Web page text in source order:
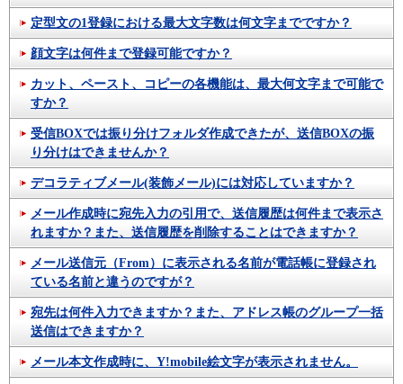
定型文の1登録における最大文字数は何文字までですか？
顔文字は何件まで登録可能ですか？
カット、ペースト、コピーの各機能は、最大何文字まで可能で
すか？
受信BOXでは振り分けフォルダ作成できたが、送信BOXの振
り分けはできませんか？
デコラティブメール(装飾メール)には対応していますか？
メール作成時に宛先入力の引用で、送信履歴は何件まで表示さ
れますか？また、送信履歴を削除することはできますか？
メール送信元（From）に表示される名前が電話帳に登録され
ている名前と違うのですが？
宛先は何件入力できますか？また、アドレス帳のグループ一括
送信はできますか？
メール本文作成時に、Y!mobile絵文字が表示されません。